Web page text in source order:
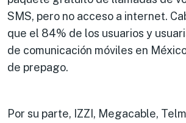
SMS, pero no acceso a internet.
que el 84% de los usuarios y
de comunicación móviles en
de prepago.
Por su parte, IZZI, Megacable,